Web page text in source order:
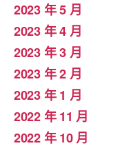
2023 年 5 月
2023 年 4 月
2023 年 3 月
2023 年 2 月
2023 年 1 月
2022 年 11 月
2022 年 10 月